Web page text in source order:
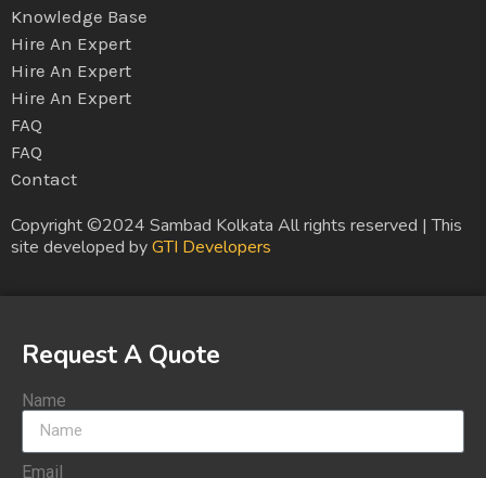
Knowledge Base
Hire An Expert
Hire An Expert
Hire An Expert
FAQ
FAQ
Contact
Copyright ©2024 Sambad Kolkata All rights reserved | This
site developed byGTI Developers
Request A Quote
Name
Email